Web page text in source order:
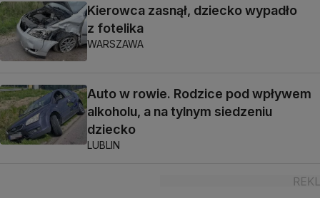
Kierowca zasnął, dziecko wypadło
z fotelika
WARSZAWA
Auto w rowie. Rodzice pod wpływem
alkoholu, a na tylnym siedzeniu
dziecko
LUBLIN